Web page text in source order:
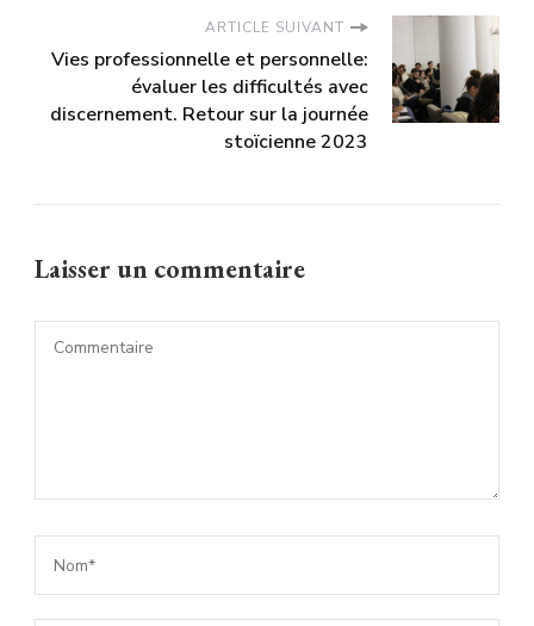
ARTICLE SUIVANT
Vies professionnelle et personnelle:
évaluer les difficultés avec
discernement. Retour sur la journée
stoïcienne 2023
Laisser un commentaire